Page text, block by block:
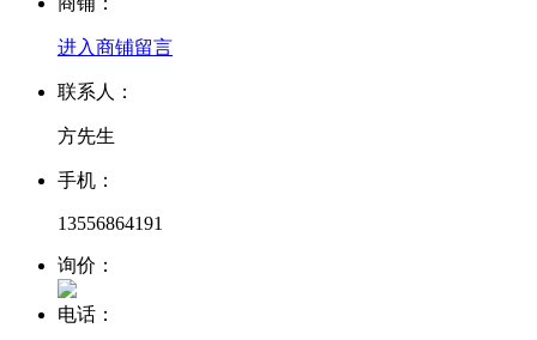
进入商铺留言
联系人：
方先生
手机：
13556864191
询价：
电话：